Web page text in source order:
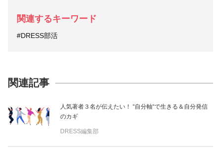
関連するキーワード
#DRESS部活
関連記事
人気著者３名が伝えたい！ “自分軸“で生きる＆自分発信
のカギ
DRESS編集部